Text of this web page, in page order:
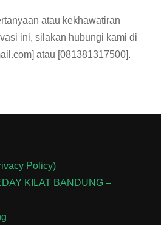
atau kekhawatiran
ini, silakan hubungi kami di
atau [081381317500].
Policy)
KILAT BANDUNG –